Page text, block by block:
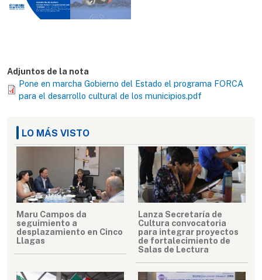
Adjuntos de la nota
Pone en marcha Gobierno del Estado el programa FORCA
para el desarrollo cultural de los municipios.pdf
LO MÁS VISTO
Maru Campos da
seguimiento a
desplazamiento en Cinco
Llagas
Lanza Secretaría de
Cultura convocatoria
para integrar proyectos
de fortalecimiento de
Salas de Lectura